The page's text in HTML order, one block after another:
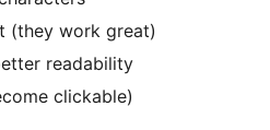
(they work great)
readability
clickable)